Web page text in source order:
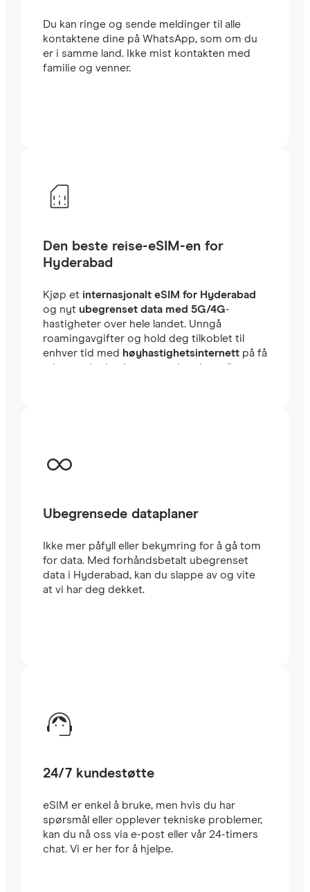
Du kan ringe og sende meldinger til alle
kontaktene dine på WhatsApp, som om du
er i samme land. Ikke mist kontakten med
familie og venner.
Den beste reise-eSIM-en for
Hyderabad
Kjøp et internasjonalt eSIM for Hyderabad
og nyt ubegrenset data med 5G/4G-
hastigheter over hele landet. Unngå
roamingavgifter og hold deg tilkoblet til
enhver tid med høyhastighetsinternettpå få
minutter i utlandet, enten du reiser eller
Ubegrensede dataplaner
Ikke mer påfyll eller bekymring for å gå tom
for data. Med forhåndsbetalt ubegrenset
data i Hyderabad, kan du slappe av og vite
at vi har deg dekket.
24/7 kundestøtte
eSIM er enkel å bruke, men hvis du har
spørsmål eller opplever tekniske problemer,
kan du nå oss via e-post eller vår 24-timers
chat. Vi er her for å hjelpe.